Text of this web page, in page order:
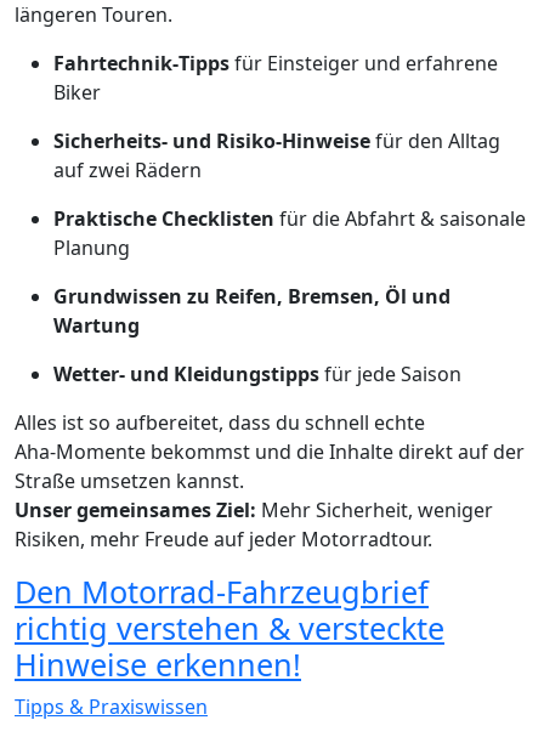
längeren Touren.
Fahrtechnik‑Tippsfür Einsteiger und erfahrene
Biker
Sicherheits‑ und Risiko‑Hinweisefür den Alltag
auf zwei Rädern
Praktische Checklisten für die Abfahrt & saisonale
Planung
Grundwissen zu Reifen, Bremsen, Öl und
Wartung
Wetter‑ und Kleidungstippsfür jede Saison
Alles ist so aufbereitet, dass du schnell echte
Aha‑Momente bekommst und die Inhalte direkt auf der
Straße umsetzen kannst.
Unser gemeinsames Ziel: Mehr Sicherheit, weniger
Risiken, mehr Freude auf jeder Motorradtour.
Den Motorrad-Fahrzeugbrief
richtig verstehen & versteckte
Hinweise erkennen!
Tipps & Praxiswissen